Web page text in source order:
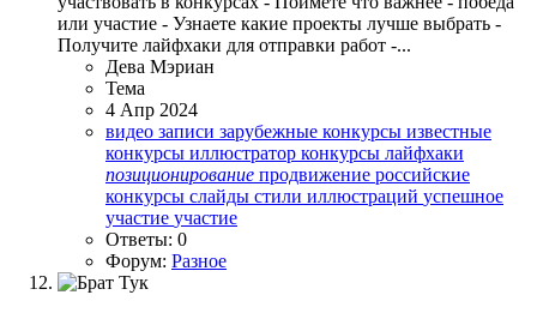
или участие - Узнаете какие проекты лучше выбрать -
Получите лайфхаки для отправки работ -...
Дева Мэриан
Тема
4 Апр 2024
видео записи зарубежные конкурсы известные
конкурсы иллюстратор конкурсы лайфхаки
позиционирование продвижение российские
конкурсы слайды стили иллюстраций успешное
участие участие
Ответы: 0
Форум: Разное